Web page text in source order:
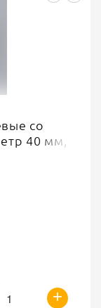
со
40 мм,
+